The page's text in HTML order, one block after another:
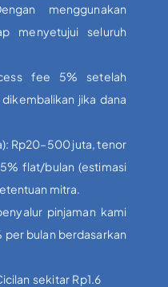
menggunakan
menyetujui seluruh
fee 5% setelah
jika dana
Rp20–500 juta, tenor
flat/bulan (estimasi
mitra.
pinjaman kami
per bulan berdasarkan
sekitar Rp1.6